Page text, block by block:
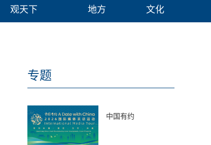
观天下 地方 文化
专题
中国有约